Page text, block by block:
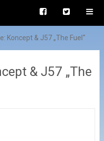
Koncept & J57 „The Fuel“
& J57 „The